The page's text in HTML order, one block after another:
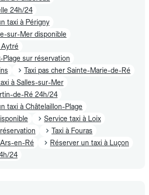
24h/24
taxi à Périgny
sur-Mer disponible
Plage sur réservation
Taxi pas cher Sainte-Marie-de-Ré
à Salles-sur-Mer
de-Ré 24h/24
taxi à Châtelaillon-Plage
Service taxi à Loix
Taxi à Fouras
en-Ré
Réserver un taxi à Luçon
24